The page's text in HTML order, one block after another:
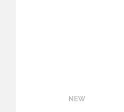
NEW